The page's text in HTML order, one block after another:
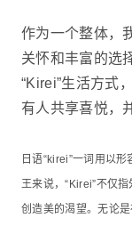
作为一个整体，
关怀和丰富的选
“Kirei”生活方式
有人共享喜悦，
日语“kirei”一词用以
王来说，“Kirei”不仅
创造美的渴望。无论